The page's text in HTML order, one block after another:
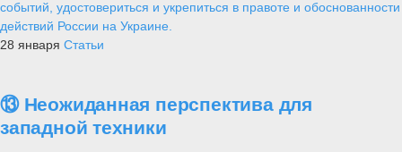
событий, удостовериться и укрепиться в правоте и обоснованности
действий России на Украине.
28 января Статьи
⑬ Неожиданная перспектива для
западной техники